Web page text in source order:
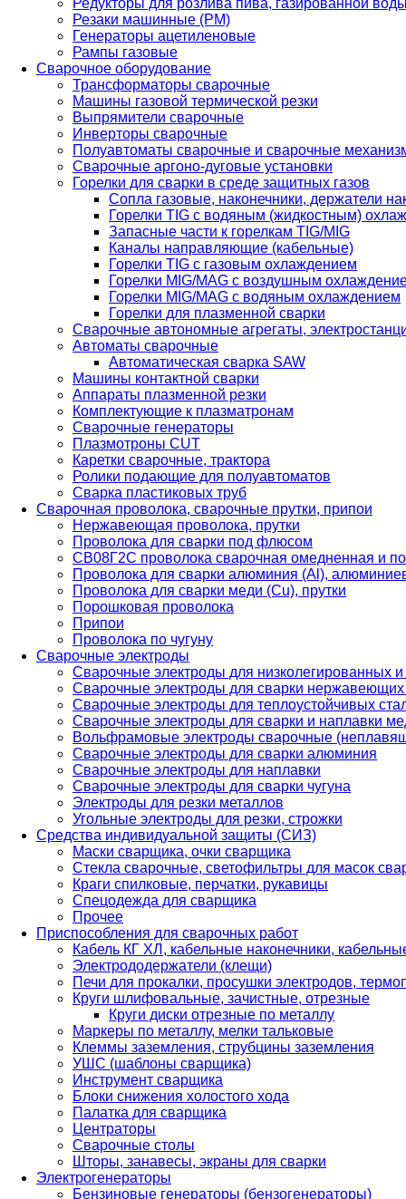
Редукторы для розлива пива, газированной
Резаки машинные (РМ)
Генераторы ацетиленовые
Рампы газовые
Сварочное оборудование
Трансформаторы сварочные
Машины газовой термической резки
Выпрямители сварочные
Инверторы сварочные
Полуавтоматы сварочные и сварочные
Сварочные аргоно-дуговые установки
Горелки для сварки в среде защитных газов
Сопла газовые, наконечники, держатели
Горелки TIG с водяным (жидкостным)
Запасные части к горелкам TIG/MIG
Каналы направляющие (кабельные)
Горелки TIG с газовым охлаждением
Горелки MIG/MAG с воздушным
Горелки MIG/MAG с водяным охлаждением
Горелки для плазменной сварки
Сварочные автономные агрегаты,
Автоматы сварочные
Автоматическая сварка SAW
Машины контактной сварки
Аппараты плазменной резки
Комплектующие к плазматронам
Сварочные генераторы
Плазмотроны CUT
Каретки сварочные, трактора
Ролики подающие для полуавтоматов
Сварка пластиковых труб
Сварочная проволока, сварочные прутки, припои
Нержавеющая проволока, прутки
Проволока для сварки под флюсом
СВ08Г2С проволока сварочная омедненная и
Проволока для сварки алюминия (Al),
Проволока для сварки меди (Cu), прутки
Порошковая проволока
Припои
Проволока по чугуну
Сварочные электроды
Сварочные электроды для низколегированных и
Сварочные электроды для сварки
Сварочные электроды для теплоустойчивых
Сварочные электроды для сварки и наплавки
Вольфрамовые электроды сварочные
Сварочные электроды для сварки алюминия
Сварочные электроды для наплавки
Сварочные электроды для сварки чугуна
Электроды для резки металлов
Угольные электроды для резки, строжки
Средства индивидуальной защиты (СИЗ)
Маски сварщика, очки сварщика
Стекла сварочные, светофильтры для масок
Краги спилковые, перчатки, рукавицы
Спецодежда для сварщика
Прочее
Приспособления для сварочных работ
Кабель КГ ХЛ, кабельные наконечники,
Электрододержатели (клещи)
Печи для прокалки, просушки электродов,
Круги шлифовальные, зачистные, отрезные
Круги диски отрезные по металлу
Маркеры по металлу, мелки тальковые
Клеммы заземления, струбцины заземления
УШС (шаблоны сварщика)
Инструмент сварщика
Блоки снижения холостого хода
Палатка для сварщика
Центраторы
Сварочные столы
Шторы, занавесы, экраны для сварки
Электрогенераторы
Бензиновые генераторы (бензогенераторы)